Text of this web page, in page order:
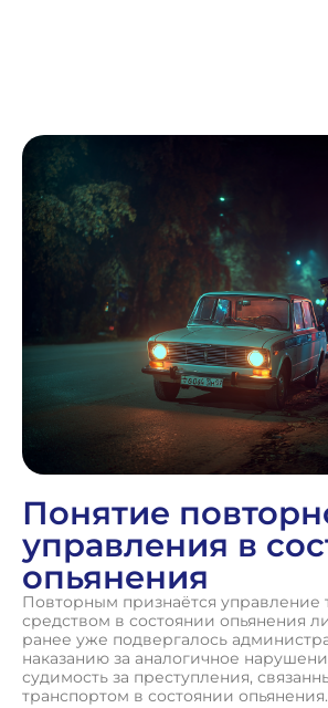
Понятие
управления в
опьянения
Повторным признаётся управление
средством в состоянии опьянения
ранее уже подвергалось
наказанию за аналогичное
судимость за преступления,
транспортом в состоянии опьянения.